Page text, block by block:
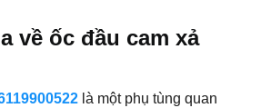
về ốc đầu cam xả
là một phụ tùng quan